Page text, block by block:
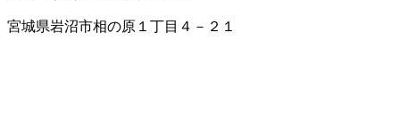
宮城県岩沼市相の原１丁目４－２１